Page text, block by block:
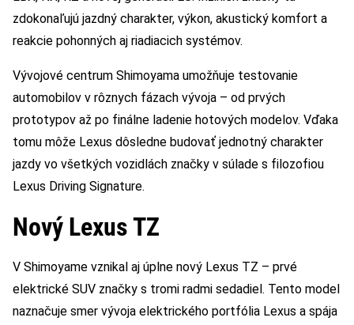
zdokonaľujú jazdný charakter, výkon, akustický komfort a
reakcie pohonných aj riadiacich systémov.
Vývojové centrum Shimoyama umožňuje testovanie
automobilov v rôznych fázach vývoja – od prvých
prototypov až po finálne ladenie hotových modelov. Vďaka
tomu môže Lexus dôsledne budovať jednotný charakter
jazdy vo všetkých vozidlách značky v súlade s filozofiou
Lexus Driving Signature.
Nový Lexus TZ
V Shimoyame vznikal aj úplne nový Lexus TZ – prvé
elektrické SUV značky s tromi radmi sedadiel. Tento model
naznačuje smer vývoja elektrického portfólia Lexus a spája